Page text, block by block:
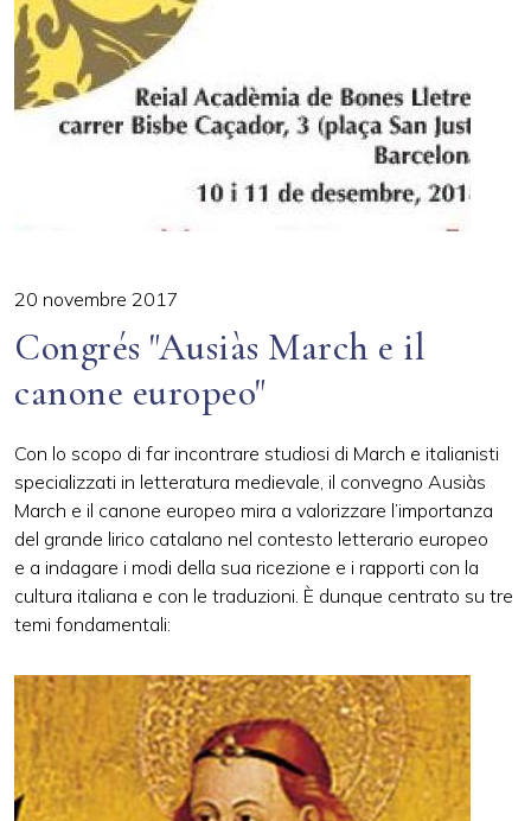
20 novembre 2017
Congrés "Ausiàs March e il
canone europeo"
Con lo scopo di far incontrare studiosi di March e italianisti
specializzati in letteratura medievale, il convegno Ausiàs
March e il canone europeo mira a valorizzare l’importanza
del grande lirico catalano nel contesto letterario europeo
e a indagare i modi della sua ricezione e i rapporti con la
cultura italiana e con le traduzioni. È dunque centrato su tre
temi fondamentali: